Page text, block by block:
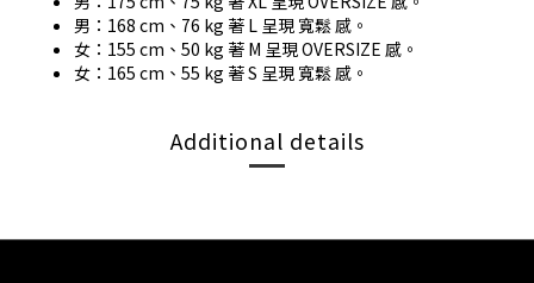
男：168 cm、76 kg 著 L 呈現 寬鬆 感。
女：155 cm、50 kg 著 M 呈現 OVERSIZE 感。
女：165 cm、55 kg 著 S 呈現 寬鬆 感。
Additional details